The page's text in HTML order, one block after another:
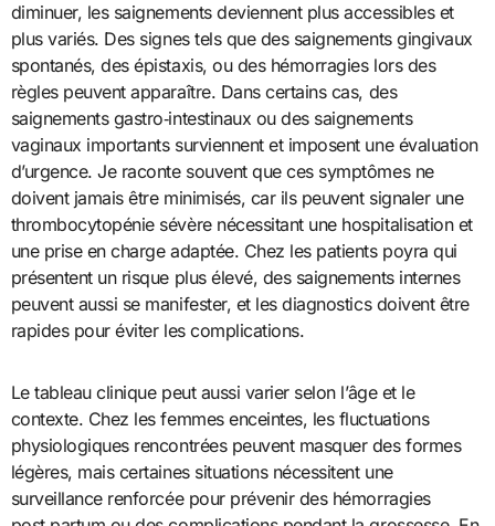
diminuer, les saignements deviennent plus accessibles et
plus variés. Des signes tels que des saignements gingivaux
spontanés, des épistaxis, ou des hémorragies lors des
règles peuvent apparaître. Dans certains cas, des
saignements gastro‑intestinaux ou des saignements
vaginaux importants surviennent et imposent une évaluation
d’urgence. Je raconte souvent que ces symptômes ne
doivent jamais être minimisés, car ils peuvent signaler une
thrombocytopénie sévère nécessitant une hospitalisation et
une prise en charge adaptée. Chez les patients poyra qui
présentent un risque plus élevé, des saignements internes
peuvent aussi se manifester, et les diagnostics doivent être
rapides pour éviter les complications.
Le tableau clinique peut aussi varier selon l’âge et le
contexte. Chez les femmes enceintes, les fluctuations
physiologiques rencontrées peuvent masquer des formes
légères, mais certaines situations nécessitent une
surveillance renforcée pour prévenir des hémorragies